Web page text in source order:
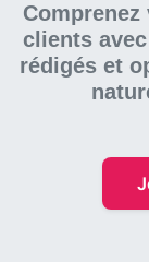
clients
rédigés et